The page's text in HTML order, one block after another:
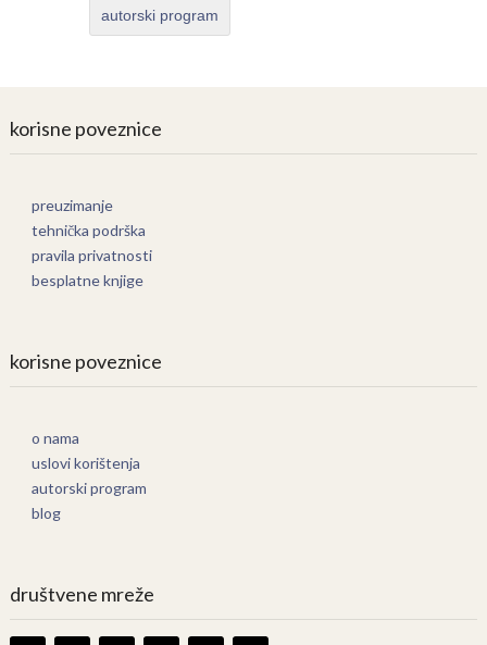
autorski program
korisne poveznice
preuzimanje
tehnička podrška
pravila privatnosti
besplatne knjige
korisne poveznice
o nama
uslovi korištenja
autorski program
blog
društvene mreže